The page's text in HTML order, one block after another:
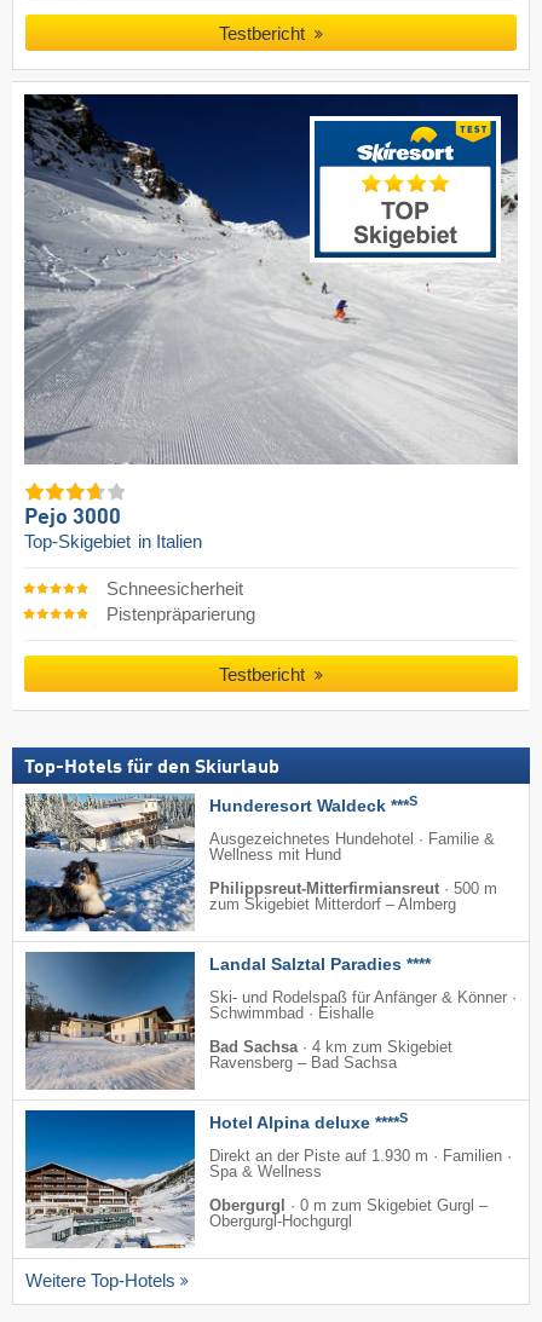
Testbericht
Pejo 3000
Top-Skigebiet in Italien
Schneesicherheit
Pistenpräparierung
Testbericht
Top-Hotels für den Skiurlaub
Hunderesort Waldeck ***S
Ausgezeichnetes Hundehotel · Familie &
Wellness mit Hund
Philippsreut-Mitterfirmiansreut · 500 m
zum Skigebiet Mitterdorf – Almberg
Landal Salztal Paradies ****
Ski- und Rodelspaß für Anfänger & Könner ·
Schwimmbad · Eishalle
Bad Sachsa· 4 km zum Skigebiet
Ravensberg – Bad Sachsa
Hotel Alpina deluxe ****S
Direkt an der Piste auf 1.930 m · Familien ·
Spa & Wellness
Obergurgl
· 0 m zum Skigebiet Gurgl –
Obergurgl-Hochgurgl
Weitere Top-Hotels